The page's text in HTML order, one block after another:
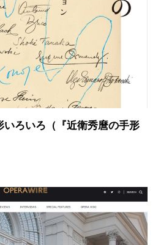
いろいろ（『近衛秀麿の手形